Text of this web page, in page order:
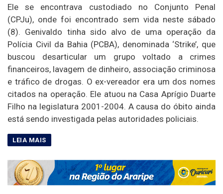
Ele se encontrava custodiado no Conjunto Penal
(CPJu), onde foi encontrado sem vida neste sábado
(8). Genivaldo tinha sido alvo de uma operação da
Polícia Civil da Bahia (PCBA), denominada ‘Strike’, que
buscou desarticular um grupo voltado a crimes
financeiros, lavagem de dinheiro, associação criminosa
e tráfico de drogas. O ex-vereador era um dos nomes
citados na operação. Ele atuou na Casa Aprígio Duarte
Filho na legislatura 2001-2004. A causa do óbito ainda
está sendo investigada pelas autoridades policiais.